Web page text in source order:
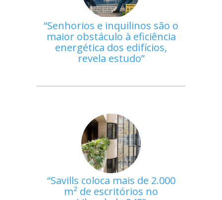
Senhorios e inquilinos são o
maior obstáculo à eficiência
energética dos edifícios,
revela estudo
Savills coloca mais de 2.000
m² de escritórios no